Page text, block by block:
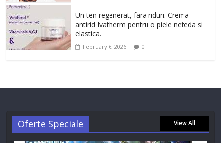
Un ten regenerat, fara riduri. Crema
antirid Ivatherm pentru o piele neteda si
elastica.
February 6, 2026 0
Oferte Speciale View All